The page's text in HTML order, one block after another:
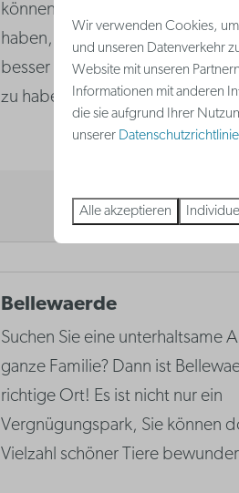
können Westende einfach nicht
haben, ohne das Grand Hôtel
besser bekannt als 'De
zu haben.
Bellewaerde
Suchen Sie eine unterhaltsame
ganze Familie? Dann ist
richtige Ort! Es ist nicht nur ein
Vergnügungspark, Sie können
Vielzahl schöner Tiere
Wir verwenden Cookies,
und unseren Datenverkehr
Website mit unseren
Informationen mit anderen
die sie aufgrund Ihrer
unserer Datenschutzrichtlinie
Alle akzeptieren